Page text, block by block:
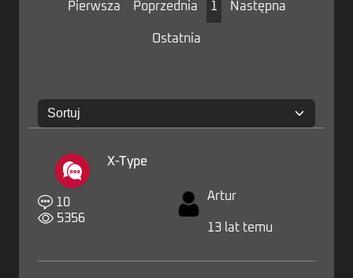
Pierwsza Poprzednia 1 Następna
Ostatnia
X-Type
10
5356
Artur
13 lat temu